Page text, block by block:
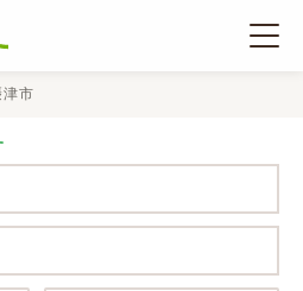
津市